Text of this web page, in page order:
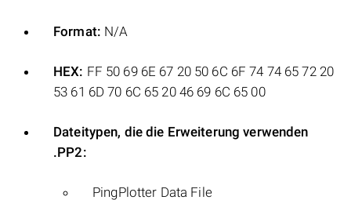
Format: N/A
HEX: FF 50 69 6E 67 20 50 6C 6F 74 74 65 72 20
53 61 6D 70 6C 65 20 46 69 6C 65 00
Dateitypen, die die Erweiterung verwenden
.PP2:
PingPlotter Data File